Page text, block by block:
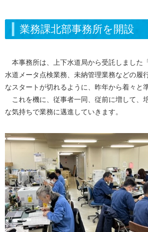
業務課北部事務所を開設
本事務所は、上下水道局から受託しました
水道メータ点検業務、未納管理業務などの履
なスタートが切れるように、昨年から着々と
これを機に、従事者一同、従前に増して、
な気持ちで業務に邁進していきます。